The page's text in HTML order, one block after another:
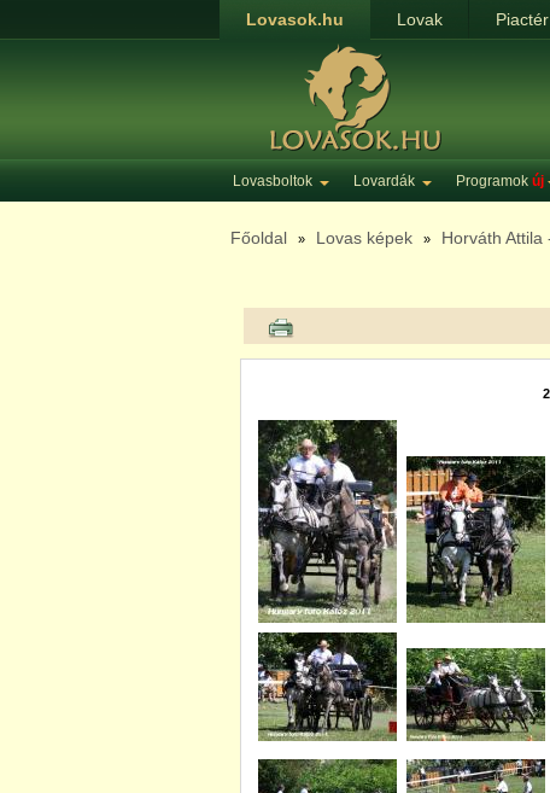
Lovasok.hu Lovak Piactér
Lovasboltok Lovardák Programok új
Főoldal » Lovas képek » Horváth